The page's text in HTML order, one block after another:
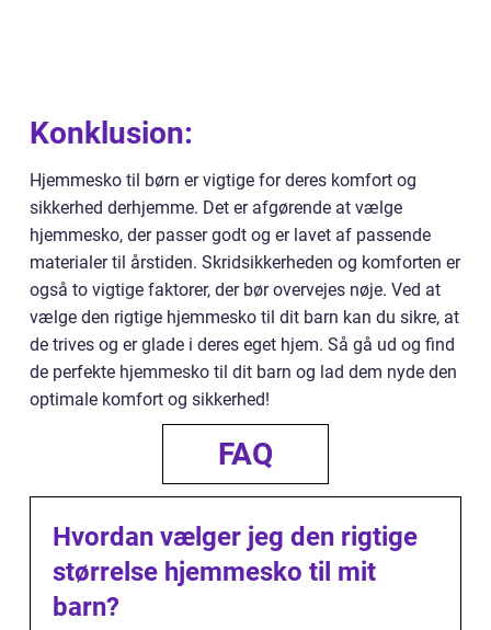
Konklusion:
Hjemmesko til børn er vigtige for deres komfort og
sikkerhed derhjemme. Det er afgørende at vælge
hjemmesko, der passer godt og er lavet af passende
materialer til årstiden. Skridsikkerheden og komforten er
også to vigtige faktorer, der bør overvejes nøje. Ved at
vælge den rigtige hjemmesko til dit barn kan du sikre, at
de trives og er glade i deres eget hjem. Så gå ud og find
de perfekte hjemmesko til dit barn og lad dem nyde den
optimale komfort og sikkerhed!
FAQ
Hvordan vælger jeg den rigtige
størrelse hjemmesko til mit
barn?